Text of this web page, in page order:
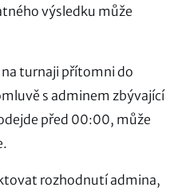
výsledku může
turnaji přítomni do
s adminem zbývající
před 00:00, může
rozhodnutí admina,